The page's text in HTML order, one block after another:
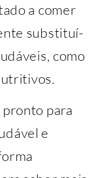
a comer
substituí-
como
pronto para
e